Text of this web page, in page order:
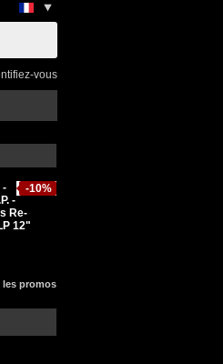
vous
-10%
-
-
Re-
12"
les promos